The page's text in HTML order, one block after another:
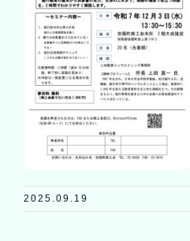
2025.09.19